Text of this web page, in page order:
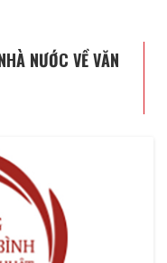
NƯỚC VỀ VĂN